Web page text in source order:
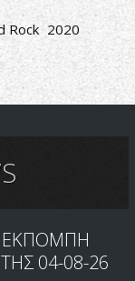
Rock 2020
ΕΚΠΟΜΠΗ
04-08-26